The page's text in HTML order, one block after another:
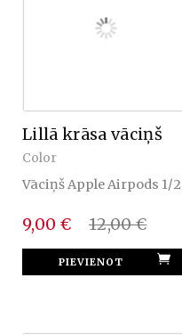
Lillā krāsa vāciņš
Color
Vāciņš Apple Airpods 1/2
9,00 € 12,00 €